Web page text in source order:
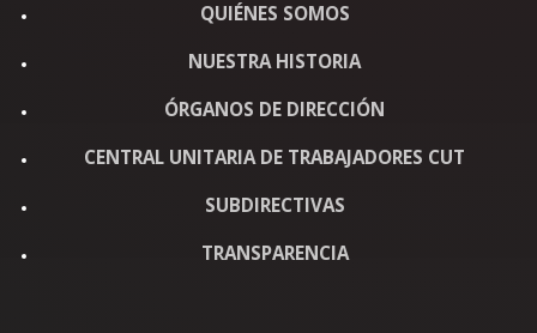
QUIÉNES SOMOS
NUESTRA HISTORIA
ÓRGANOS DE DIRECCIÓN
CENTRAL UNITARIA DE TRABAJADORES CUT
SUBDIRECTIVAS
TRANSPARENCIA